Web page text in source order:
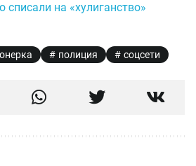
на «хулиганство»
полиция соцсети